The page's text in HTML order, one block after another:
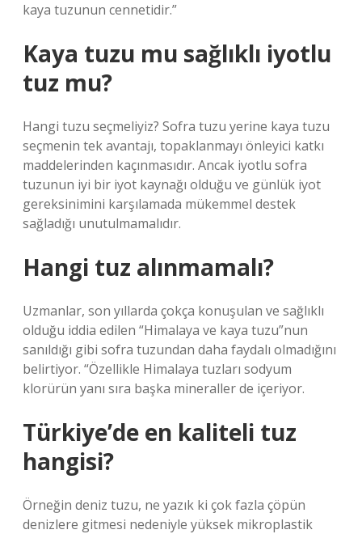
kaya tuzunun cennetidir.”
Kaya tuzu mu sağlıklı iyotlu
tuz mu?
Hangi tuzu seçmeliyiz? Sofra tuzu yerine kaya tuzu
seçmenin tek avantajı, topaklanmayı önleyici katkı
maddelerinden kaçınmasıdır. Ancak iyotlu sofra
tuzunun iyi bir iyot kaynağı olduğu ve günlük iyot
gereksinimini karşılamada mükemmel destek
sağladığı unutulmamalıdır.
Hangi tuz alınmamalı?
Uzmanlar, son yıllarda çokça konuşulan ve sağlıklı
olduğu iddia edilen “Himalaya ve kaya tuzu”nun
sanıldığı gibi sofra tuzundan daha faydalı olmadığını
belirtiyor. “Özellikle Himalaya tuzları sodyum
klorürün yanı sıra başka mineraller de içeriyor.
Türkiye’de en kaliteli tuz
hangisi?
Örneğin deniz tuzu, ne yazık ki çok fazla çöpün
denizlere gitmesi nedeniyle yüksek mikroplastik